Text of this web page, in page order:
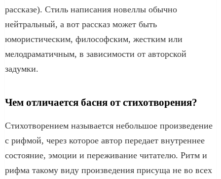
рассказе). Стиль написания новеллы обычно
нейтральный, а вот рассказ может быть
юмористическим, философским, жестким или
мелодраматичным, в зависимости от авторской
задумки.
Чем отличается басня от стихотворения?
Стихотворением называется небольшое произведение
с рифмой, через которое автор передает внутреннее
состояние, эмоции и переживание читателю. Ритм и
рифма такому виду произведения присуща не во всех